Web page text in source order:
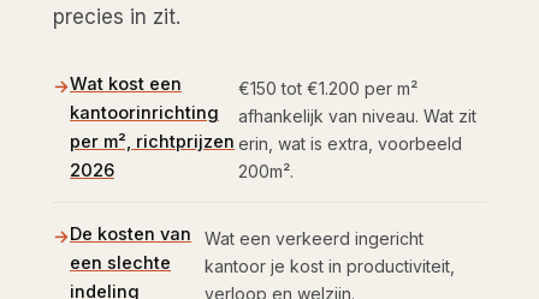
precies in zit.
Wat kost een
kantoorinrichting
per m², richtprijzen
2026
€150 tot €1.200 per m²
afhankelijk van niveau. Wat zit
erin, wat is extra, voorbeeld
200m².
De kosten van
een slechte
indeling
Wat een verkeerd ingericht
kantoor je kost in productiviteit,
verloop en welzijn.